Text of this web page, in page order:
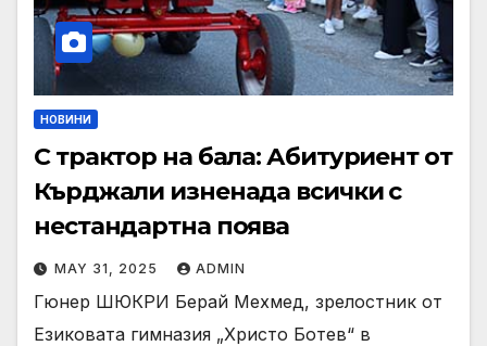
НОВИНИ
С трактор на бала: Абитуриент от
Кърджали изненада всички с
нестандартна поява
MAY 31, 2025 ADMIN
Гюнер ШЮКРИ Берай Мехмед, зрелостник от
Езиковата гимназия „Христо Ботев“ в